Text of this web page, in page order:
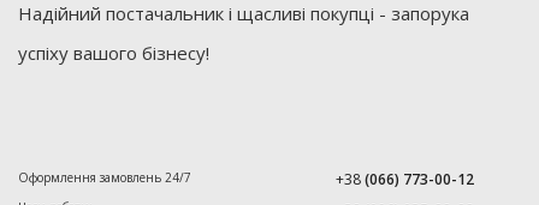
Надійний постачальник і щасливі покупці - запорука
успіху вашого бізнесу!
Оформлення замовлень 24/7
+38(066) 773-00-12